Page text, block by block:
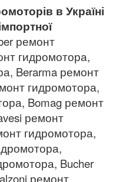
в Україні
ремонт
гидромотора,
Berarma ремонт
гидромотора,
Bomag ремонт
ремонт
гидромотора,
Bucher
ремонт